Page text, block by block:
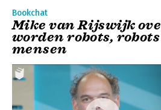
Bookchat
Mike van Rijswijk
worden robots,
mensen